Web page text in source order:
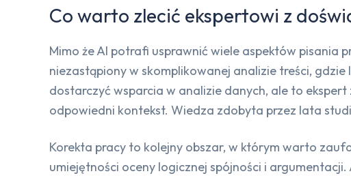
Co warto zlecić ekspertowi z
Mimo że AI potrafi usprawnić wiele aspektów pisania
niezastąpiony w skomplikowanej analizie treści,
dostarczyć wsparcia w analizie danych, ale to
odpowiedni kontekst. Wiedza zdobyta przez lata
Korekta pracy to kolejny obszar, w którym warto
umiejętności oceny logicznej spójności i